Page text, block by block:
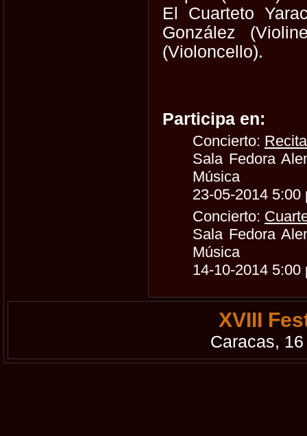
El Cuarteto
González
(Violoncello).
Participa en:
Concierto:
Sala Fedora
Música
23-05-2014 5:00
Concierto:
Sala Fedora
Música
14-10-2014 5:00
XVIII
Caracas,